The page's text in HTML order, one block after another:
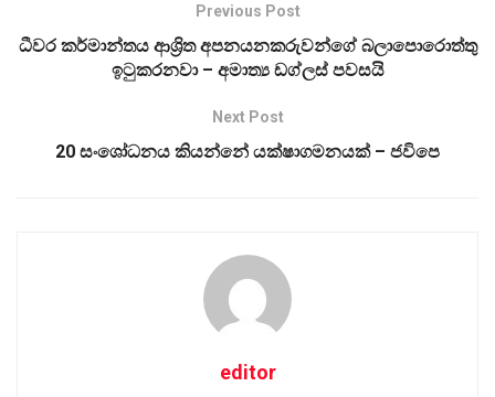
Previous Post
ධීවර කර්මාන්තය ආශ්‍රිත අපනයනකරුවන්ගේ බලාපොරොත්තු
ඉටුකරනවා – අමාත්‍ය ඩග්ලස් පවසයි
Next Post
20 සංශෝධනය කියන්නේ යක්ෂාගමනයක් – ජවිපෙ
editor